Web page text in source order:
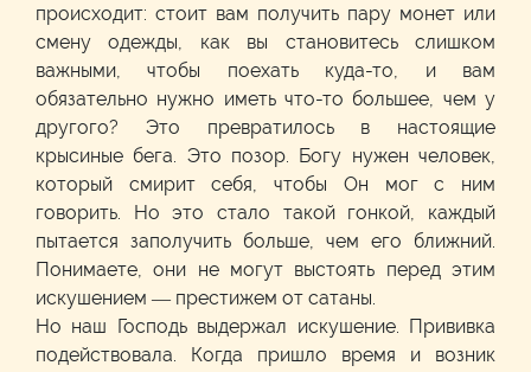
происходит: стоит вам получить пару монет или
смену одежды, как вы становитесь слишком
важными, чтобы поехать куда-то, и вам
обязательно нужно иметь что-то большее, чем у
другого? Это превратилось в настоящие
крысиные бега. Это позор. Богу нужен человек,
который смирит себя, чтобы Он мог с ним
говорить. Но это стало такой гонкой, каждый
пытается заполучить больше, чем его ближний.
Понимаете, они не могут выстоять перед этим
искушением — престижем от сатаны.
Но наш Господь выдержал искушение. Прививка
подействовала. Когда пришло время и возник